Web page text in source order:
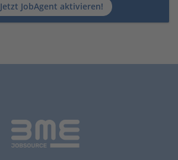
Jetzt JobAgent aktivieren!